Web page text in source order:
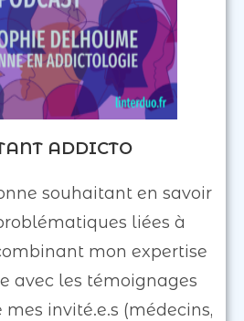
ADDICTO
souhaitant en savoir
liées à
mon expertise
avec les témoignages
invité.e.s (médecins,